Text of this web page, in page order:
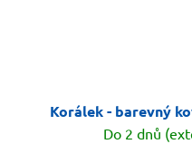
Korálek - barevný
Do 2 dnů